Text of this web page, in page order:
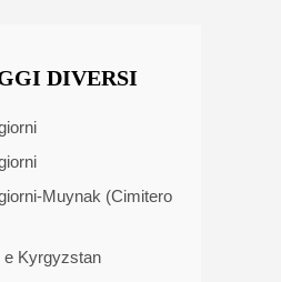
DIVERSI
Muynak (Cimitero
e Kyrgyzstan